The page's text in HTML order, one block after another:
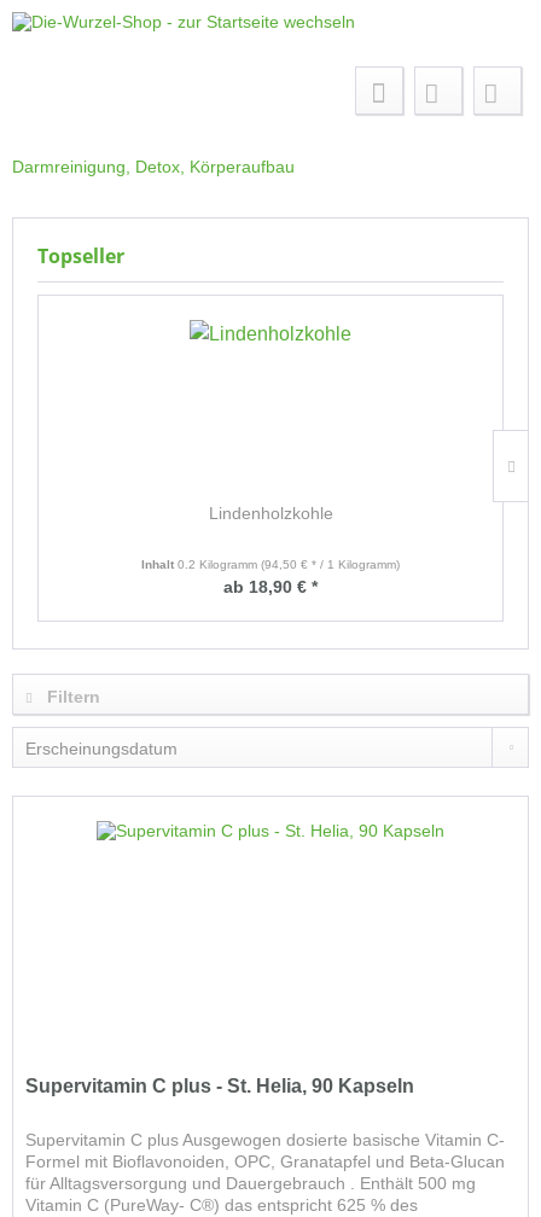
Darmreinigung, Detox, Körperaufbau
Topseller
Lindenholzkohle
Inhalt 0.2 Kilogramm (94,50 € * / 1 Kilogramm)
ab 18,90 € *
Filtern
Supervitamin C plus - St. Helia, 90 Kapseln
Supervitamin C plus Ausgewogen dosierte basische Vitamin C-
Formel mit Bioflavonoiden, OPC, Granatapfel und Beta-Glucan
für Alltagsversorgung und Dauergebrauch . Enthält 500 mg
Vitamin C (PureWay- C®) das entspricht 625 % des